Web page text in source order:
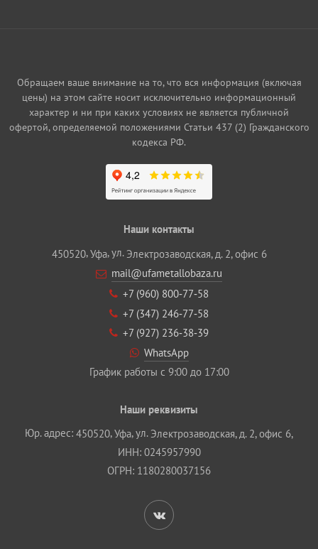
Обращаем ваше внимание на то, что вся информация (включая
цены) на этом сайте носит исключительно информационный
характер и ни при каких условиях не является публичной
офертой, определяемой положениями Статьи 437 (2) Гражданского
кодекса РФ.
Наши контакты
450520,Уфа, ул. Электрозаводская, д. 2, офис 6
mail@ufametallobaza.ru
+7 (960) 800‐77‐58
+7 (347) 246‐77‐58
+7 (927) 236‐38‐39
WhatsApp
График работы с 9:00 до 17:00
Наши реквизиты
Юр. адрес: 450520,Уфа, ул. Электрозаводская, д. 2, офис 6,
ИНН: 0245957990
ОГРН: 1180280037156